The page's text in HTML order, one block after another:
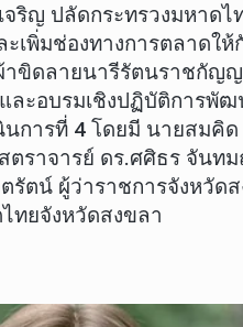
ริญ ปลัดกระทรวงมหาดไ
เพิ่มช่องทางการตลาดให้
าขิดลายนารีรัตนราชกัญ
ะอบรมเชิงปฏิบัติการพัฒ
นการที่ 4 โดยมี นายสมคิ
ราจารย์ ดร.ศศิธร จันท
ตน์ ผู้ว่าราชการจังหวัดส
ทยจังหวัดสงขลา